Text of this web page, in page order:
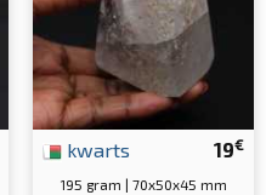
19€
kwarts
195 gram | 70x50x45 mm